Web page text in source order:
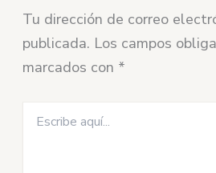
Tu dirección de correo
publicada. Los campos
marcados con *
aquí...